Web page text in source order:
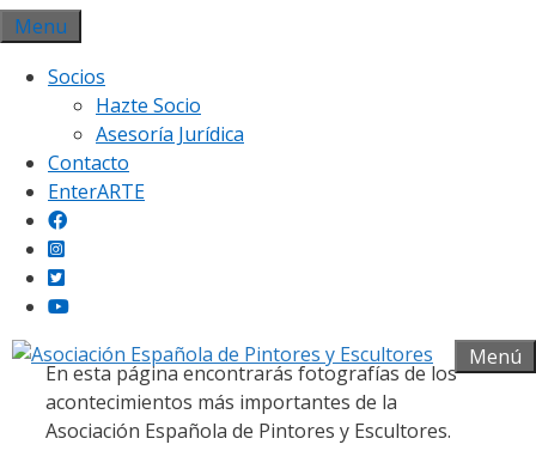
Saltar
al
contenido
Menu
Socios
Hazte Socio
Asesoría Jurídica
Contacto
EnterARTE
Menú
Galería fotográfica
En esta página encontrarás fotografías de los
acontecimientos más importantes de la
Asociación Española de Pintores y Escultores.